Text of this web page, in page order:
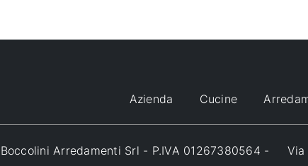
Azienda Cucine
Arredamenti Srl - P.IVA 01267380564 - Via